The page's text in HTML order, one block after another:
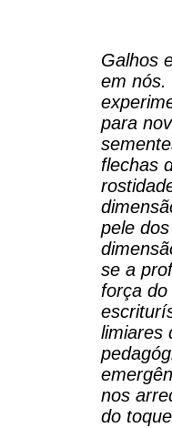
Galhos
em nós.
para
flechas
pele
se a
força
limiares
nos
do